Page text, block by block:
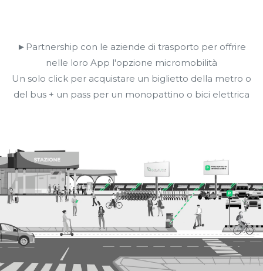
►Partnership con le aziende di trasporto per offrire
nelle loro App l'opzione micromobilità
Un solo click per acquistare un biglietto della metro o
del bus + un pass per un monopattino o bici elettrica